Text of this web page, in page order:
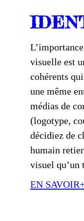
visuelle est
cohérents
une même
médias de
(logotype,
décidiez de
humain
visuel qu’un
EN